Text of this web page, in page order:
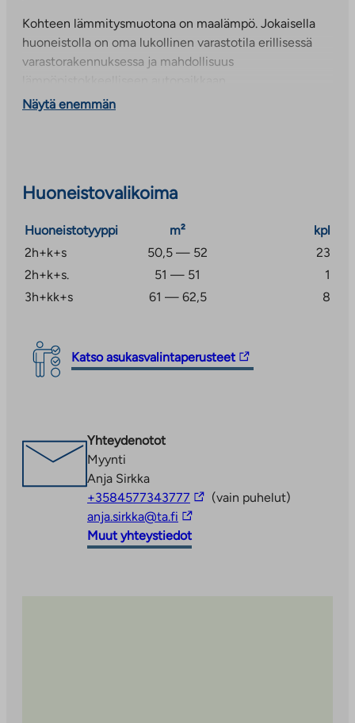
Kohteen lämmitysmuotona on maalämpö. Jokaisella
huoneistolla on oma lukollinen varastotila erillisessä
varastorakennuksessa ja mahdollisuus
Autokatospaikkoja saatavuuden mukaan.
operaattorin (Telian) kautta.
Levin palvelut 4,7 km ja Kittilän palvelut 23,4 km
päässä.
Näytä enemmän
Huoneistovalikoima
Huoneistotyyppi m²
kpl
2h+k+s
50,5 — 52
23
2h+k+s.
51 — 51
1
3h+kk+s
61 — 62,5 8
Katso asukasvalintaperusteet
Linkki
vie
Linkki
aukeaa
uuteen
välilehteen
Yhteydenotot
Myynti
Anja Sirkka
+3584577343777 Linkki
vie
ulkopuoliseen
palveluun
(vain puhelut)
anja.sirkka@ta.fi Linkki
vie
ulkopuoliseen
Muut yhteystiedot